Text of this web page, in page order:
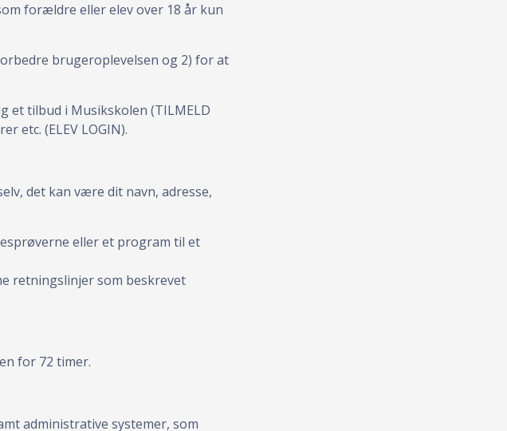
forældre eller elev over 18 år kun
brugeroplevelsen og 2) for at
et tilbud i Musikskolen (TILMELD
etc. (ELEV LOGIN).
det kan være dit navn, adresse,
eller et program til et
retningslinjer som beskrevet
for 72 timer.
administrative systemer, som